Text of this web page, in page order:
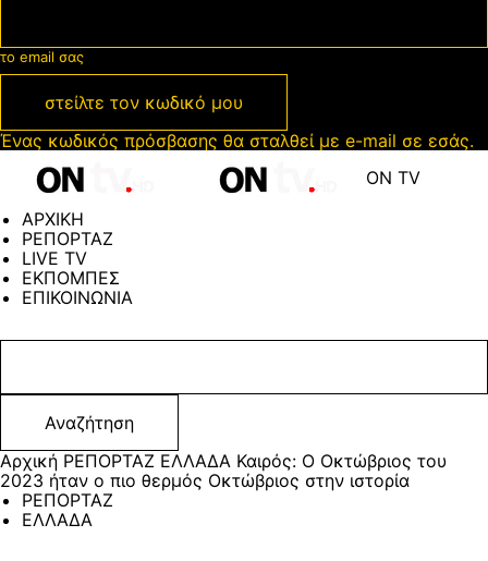
το email σας
Ένας κωδικός πρόσβασης θα σταλθεί με e-mail σε εσάς.
ON TV
ΑΡΧΙΚΗ
ΡΕΠΟΡΤΑΖ
LIVE TV
ΕΚΠΟΜΠΕΣ
ΕΠΙΚΟΙΝΩΝΙΑ
Αρχική ΡΕΠΟΡΤΑΖ ΕΛΛΑΔΑ Καιρός: Ο Οκτώβριος του
2023 ήταν ο πιο θερμός Οκτώβριος στην ιστορία
ΡΕΠΟΡΤΑΖ
ΕΛΛΑΔΑ